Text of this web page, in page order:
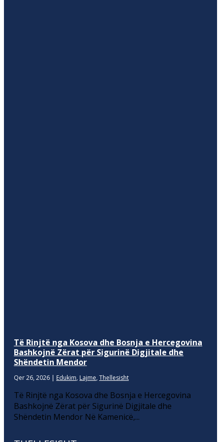
Të Rinjtë nga Kosova dhe Bosnja e Hercegovina
Bashkojnë Zërat për Sigurinë Digjitale dhe
Shëndetin Mendor
Qer 26, 2026 | Edukim, Lajme, Thellesisht
Të Rinjtë nga Kosova dhe Bosnja e Hercegovina
Bashkojnë Zërat për Sigurinë Digjitale dhe
Shëndetin Mendor Në Kamenicë,...